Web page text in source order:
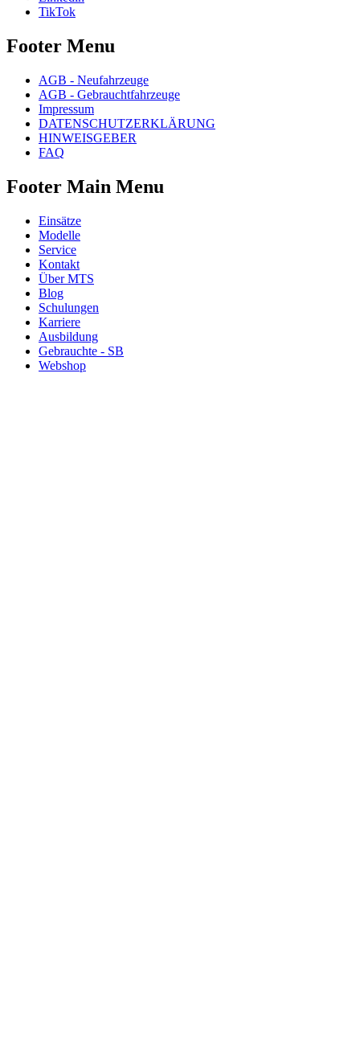
TikTok
Footer Menu
AGB - Neufahrzeuge
AGB - Gebrauchtfahrzeuge
Impressum
DATENSCHUTZERKLÄRUNG
HINWEISGEBER
FAQ
Footer Main Menu
Einsätze
Modelle
Service
Kontakt
Über MTS
Blog
Schulungen
Karriere
Ausbildung
Gebrauchte - SB
Webshop